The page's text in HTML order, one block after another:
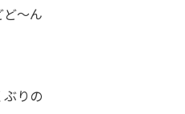
～ん
りの